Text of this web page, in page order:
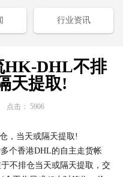
行业资讯
HK-DHL不排
天提取!
点击： 5906
，当天或隔天提取!
个香港DHL的自主走货帐
不排仓当天或隔天提取，交